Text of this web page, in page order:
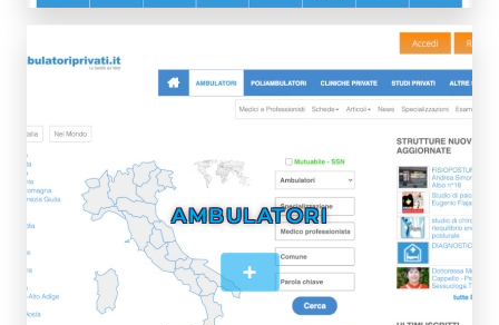
AMBULATORI
+